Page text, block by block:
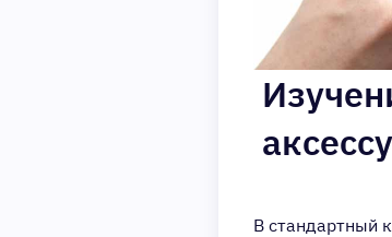
В стандартный